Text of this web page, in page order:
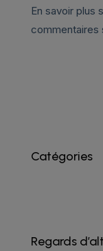
En savoir plus
commentaires
Catégories
Regards